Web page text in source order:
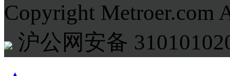
Copyright Metroer.com
沪公网安备